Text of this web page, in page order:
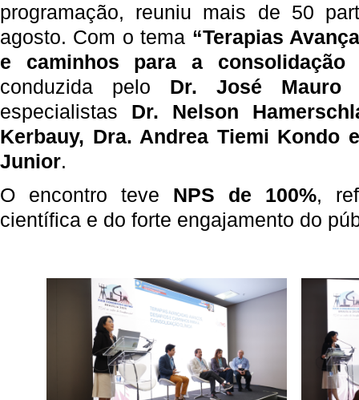
programação, reuniu mais de 50
agosto. Com o tema “Terapias
e caminhos para a consolidação
conduzida pelo Dr. José
especialistas Dr. Nelson
Kerbauy, Dra. Andrea Tiemi Kondo
Junior.
O encontro teve NPS de 100%,
científica e do forte engajamento do